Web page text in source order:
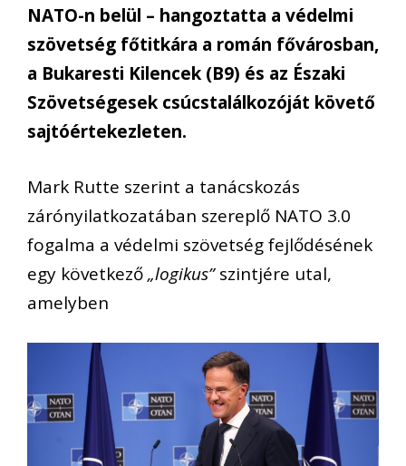
NATO-n belül – hangoztatta a védelmi
szövetség főtitkára a román fővárosban,
a Bukaresti Kilencek (B9) és az Északi
Szövetségesek csúcstalálkozóját követő
sajtóértekezleten.
Mark Rutte szerint a tanácskozás
zárónyilatkozatában szereplő NATO 3.0
fogalma a védelmi szövetség fejlődésének
egy következő„logikus”szintjére utal,
amelyben